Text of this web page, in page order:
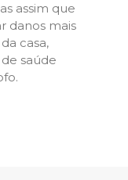
assim que
danos mais
casa,
saúde